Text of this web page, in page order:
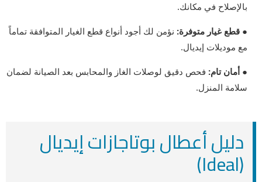
بالإصلاح في مكانك.
● قطع غيار متوفرة: نؤمن لك أجود أنواع قطع الغيار المتوافقة تماماً
مع موديلات إيديال.
● أمان تام: فحص دقيق لوصلات الغاز والمحابس بعد الصيانة لضمان
سلامة المنزل.
دليل أعطال بوتاجازات إيديال
(Ideal)